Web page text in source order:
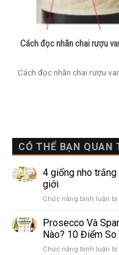
CÓ THỂ BẠN QUAN
4 giống nho
giới
Chức năng bình luận bị
Prosecco Và
Nào? 10 Điểm
Chức năng bình luận bị
Cách đọc nhãn chai rượu
Cách đọc nhãn chai rượu